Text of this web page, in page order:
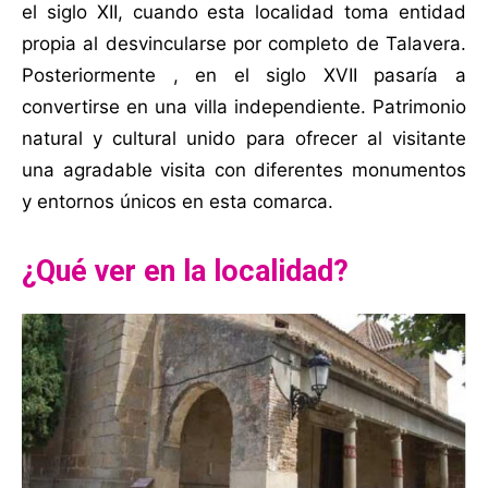
el siglo XII, cuando esta localidad toma entidad
propia al desvincularse por completo de Talavera.
Posteriormente , en el siglo XVII pasaría a
convertirse en una villa independiente. Patrimonio
natural y cultural unido para ofrecer al visitante
una agradable visita con diferentes monumentos
y entornos únicos en esta comarca.
¿Qué ver en la localidad?